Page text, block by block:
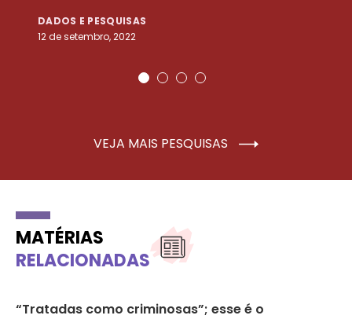
DADOS E PESQUISAS
12 de setembro, 2022
VEJA MAIS PESQUISAS
MATÉRIAS
RELACIONADAS
“Tratadas como criminosas”; esse é o